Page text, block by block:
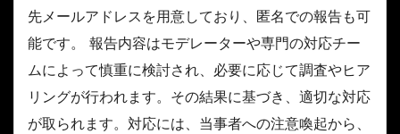
先メールアドレスを用意しており、匿名での報告も可
能です。 報告内容はモデレーターや専門の対応チー
ムによって慎重に検討され、必要に応じて調査やヒア
リングが行われます。その結果に基づき、適切な対応
が取られます。対応には、当事者への注意喚起から、